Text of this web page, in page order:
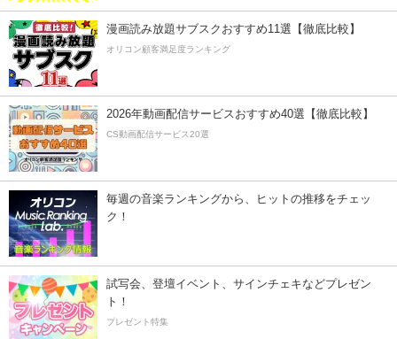
漫画読み放題サブスクおすすめ11選【徹底比較】
オリコン顧客満足度ランキング
2026年動画配信サービスおすすめ40選【徹底比較】
CS動画配信サービス20選
毎週の音楽ランキングから、ヒットの推移をチェッ
ク！
試写会、登壇イベント、サインチェキなどプレゼン
ト！
プレゼント特集